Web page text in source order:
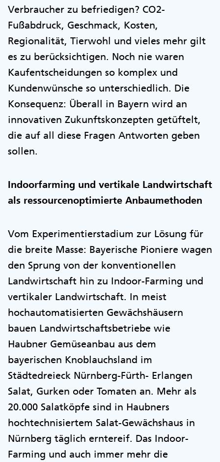
Verbraucher zu befriedigen? CO2-
Fußabdruck, Geschmack, Kosten,
Regionalität, Tierwohl und vieles mehr gilt
es zu berücksichtigen. Noch nie waren
Kaufentscheidungen so komplex und
Kundenwünsche so unterschiedlich. Die
Konsequenz: Überall in Bayern wird an
innovativen Zukunftskonzepten getüftelt,
die auf all diese Fragen Antworten geben
sollen.
Indoorfarming und vertikale Landwirtschaft
als ressourcenoptimierte Anbaumethoden
Vom Experimentierstadium zur Lösung für
die breite Masse: Bayerische Pioniere wagen
den Sprung von der konventionellen
Landwirtschaft hin zu Indoor-Farming und
vertikaler Landwirtschaft. In meist
hochautomatisierten Gewächshäusern
bauen Landwirtschaftsbetriebe wie
Haubner Gemüseanbau aus dem
bayerischen Knoblauchsland im
Städtedreieck Nürnberg-Fürth- Erlangen
Salat, Gurken oder Tomaten an. Mehr als
20.000 Salatköpfe sind in Haubners
hochtechnisiertem Salat-Gewächshaus in
Nürnberg täglich erntereif. Das Indoor-
Farming und auch immer mehr die